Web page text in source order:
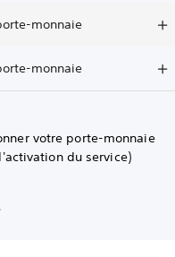
monnaie
monnaie
votre porte-monnaie
du service)